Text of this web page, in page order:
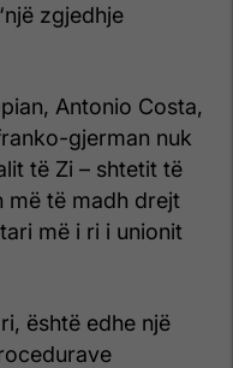
zgjedhje
Antonio Costa,
gjerman nuk
të Zi – shtetit të
më të madh drejt
më i ri i unionit
është edhe një